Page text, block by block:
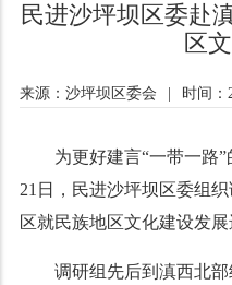
民进沙坪坝区委赴
区
来源：沙坪坝区委会 时间：
为更好建言“一带一路
21日，民进沙坪坝区委组
区就民族地区文化建设发展
调研组先后到滇西北